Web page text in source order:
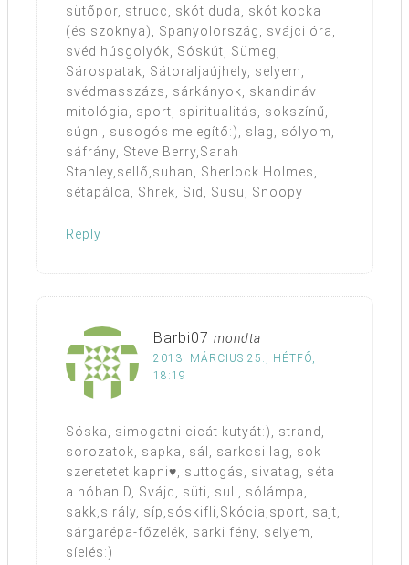
sütőpor, strucc, skót duda, skót kocka
(és szoknya), Spanyolország, svájci óra,
svéd húsgolyók, Sóskút, Sümeg,
Sárospatak, Sátoraljaújhely, selyem,
svédmasszázs, sárkányok, skandináv
mitológia, sport, spiritualitás, sokszínű,
súgni, susogós melegítő:), slag, sólyom,
sáfrány, Steve Berry,Sarah
Stanley,sellő,suhan, Sherlock Holmes,
sétapálca, Shrek, Sid, Süsü, Snoopy
Reply
Barbi07 mondta
2013. MÁRCIUS 25., HÉTFŐ,
18:19
Sóska, simogatni cicát kutyát:), strand,
sorozatok, sapka, sál, sarkcsillag, sok
szeretetet kapni♥, suttogás, sivatag, séta
a hóban:D, Svájc, süti, suli, sólámpa,
sakk,sirály, síp,sóskifli,Skócia,sport, sajt,
sárgarépa-főzelék, sarki fény, selyem,
síelés:)